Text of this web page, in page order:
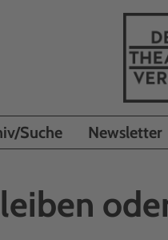
Suche Newsletter